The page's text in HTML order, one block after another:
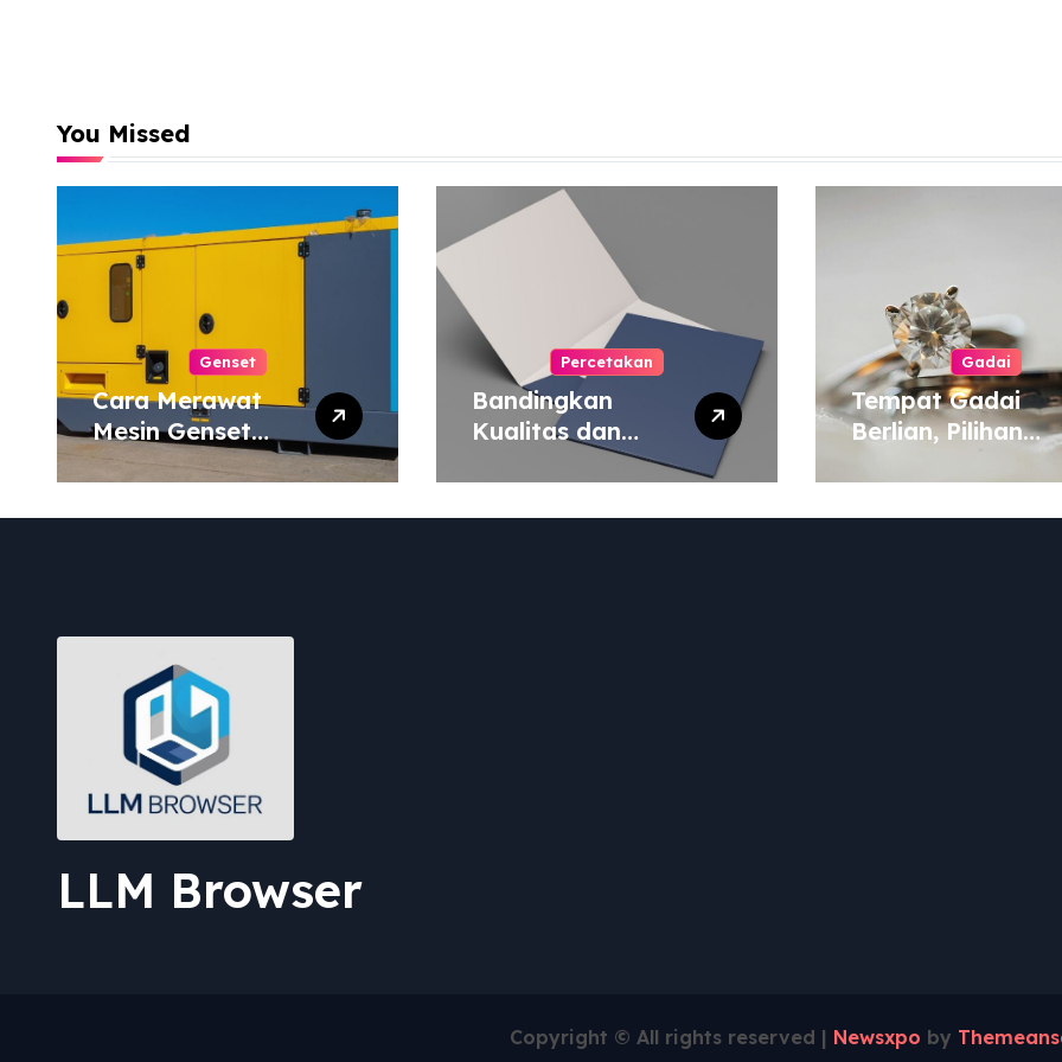
You Missed
Genset
Cara Merawat
Mesin Genset
agar Tahan Lama
Percetakan
Bandingkan
Kualitas dan
Harga Cetak
Map yang Murah
atau Mahal
Gadai
Tempat Gadai
Berlian, Pilihan
Kebutuhan Dana
Darurat
LLM Browser
Copyright © All rights reserved | Newsxpo by